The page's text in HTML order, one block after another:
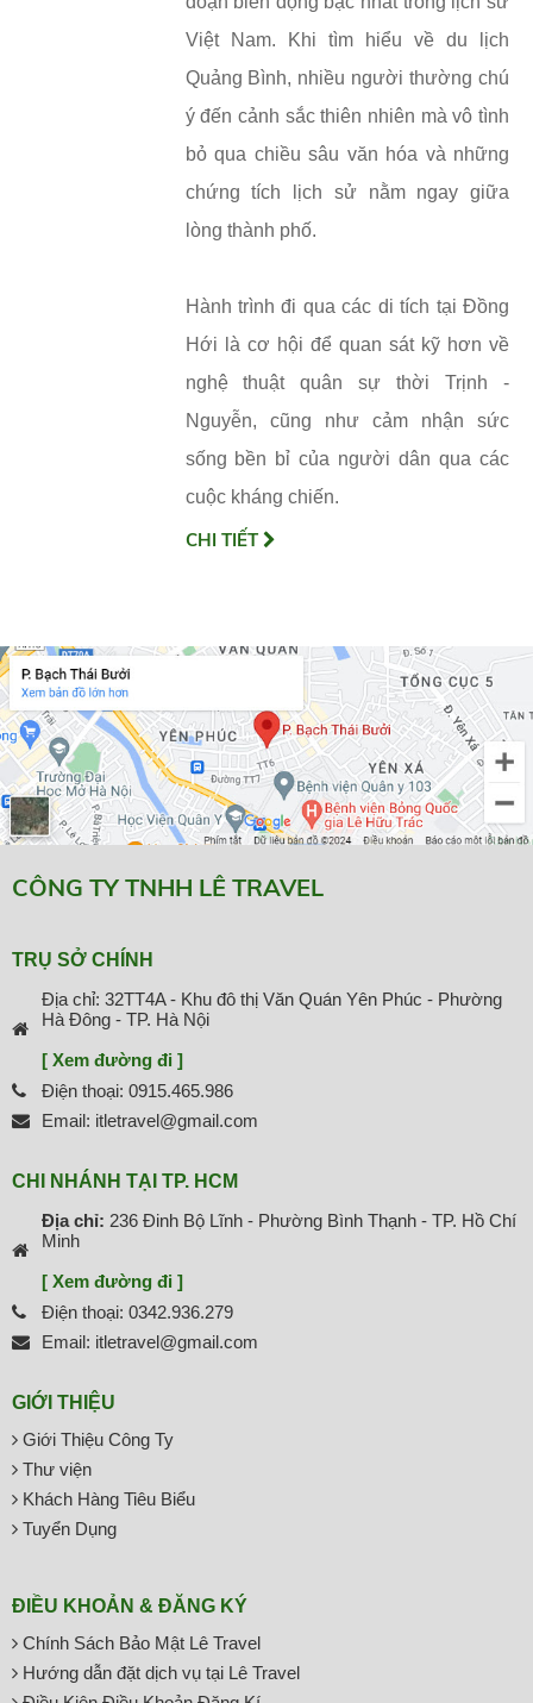
Việt Nam. Khi tìm hiểu về du lịch
Quảng Bình, nhiều người thường chú
ý đến cảnh sắc thiên nhiên mà vô tình
bỏ qua chiều sâu văn hóa và những
chứng tích lịch sử nằm ngay giữa
lòng thành phố.
Hành trình đi qua các di tích tại Đồng
Hới là cơ hội để quan sát kỹ hơn về
nghệ thuật quân sự thời Trịnh -
Nguyễn, cũng như cảm nhận sức
sống bền bỉ của người dân qua các
cuộc kháng chiến.
CHI TIẾT
CÔNG TY TNHH LÊ TRAVEL
TRỤ SỞ CHÍNH
Địa chỉ: 32TT4A - Khu đô thị Văn Quán Yên Phúc - Phường
Hà Đông - TP. Hà Nội
[ Xem đường đi ]
Điện thoại: 0915.465.986
Email: itletravel@gmail.com
CHI NHÁNH TẠI TP. HCM
Địa chỉ: 236 Đinh Bộ Lĩnh - Phường Bình Thạnh - TP. Hồ Chí
Minh
[ Xem đường đi ]
Điện thoại: 0342.936.279
Email: itletravel@gmail.com
GIỚI THIỆU
Giới Thiệu Công Ty
Thư viện
Khách Hàng Tiêu Biểu
Tuyển Dụng
ĐIỀU KHOẢN & ĐĂNG KÝ
Chính Sách Bảo Mật Lê Travel
Hướng dẫn đặt dịch vụ tại Lê Travel